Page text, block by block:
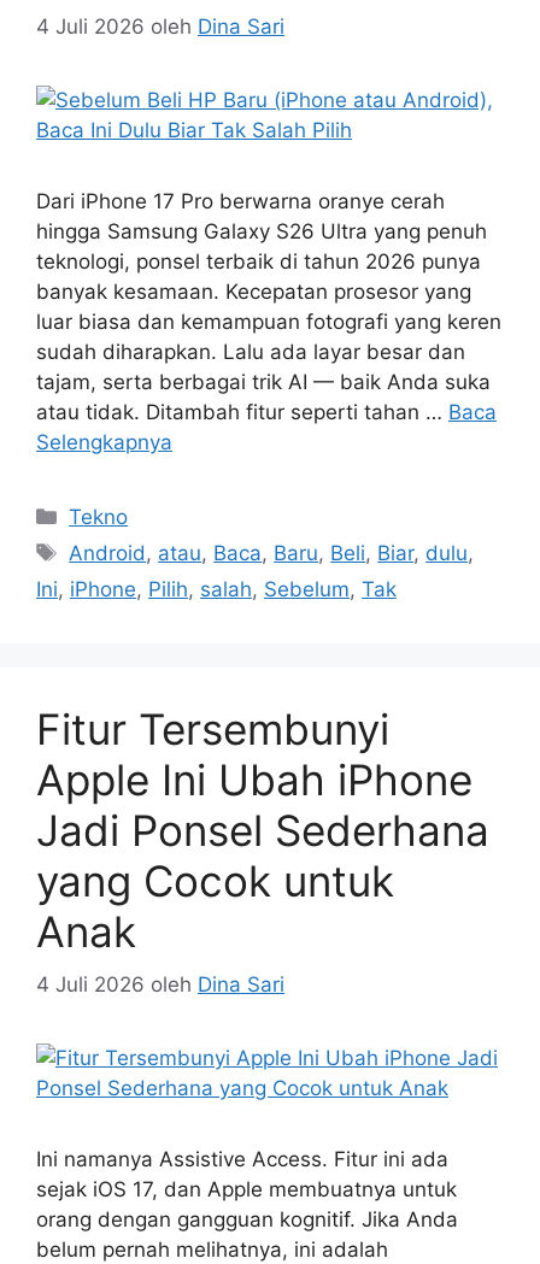
4 Juli 2026 oleh Dina Sari
Dari iPhone 17 Pro berwarna oranye cerah
hingga Samsung Galaxy S26 Ultra yang penuh
teknologi, ponsel terbaik di tahun 2026 punya
banyak kesamaan. Kecepatan prosesor yang
luar biasa dan kemampuan fotografi yang keren
sudah diharapkan. Lalu ada layar besar dan
tajam, serta berbagai trik AI — baik Anda suka
atau tidak. Ditambah fitur seperti tahan … Baca
Selengkapnya
Kategori
Tekno
Tag
Android , atau, Baca, Baru, Beli, Biar, dulu,
Ini, iPhone, Pilih, salah, Sebelum, Tak
Fitur Tersembunyi
Apple Ini Ubah iPhone
Jadi Ponsel Sederhana
yang Cocok untuk
Anak
4 Juli 2026 oleh Dina Sari
Ini namanya Assistive Access. Fitur ini ada
sejak iOS 17, dan Apple membuatnya untuk
orang dengan gangguan kognitif. Jika Anda
belum pernah melihatnya, ini adalah